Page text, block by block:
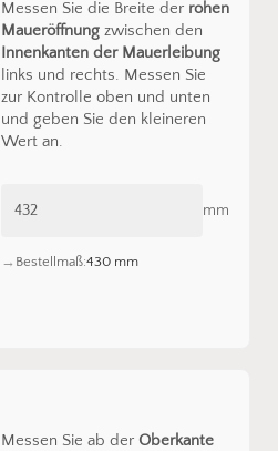
Messen Sie die Breite der rohen
Maueröffnung zwischen den
Innenkanten der Mauerleibung
links und rechts. Messen Sie
zur Kontrolle oben und unten
und geben Sie den kleineren
Wert an.
mm
Bestellmaß:430 mm
Messen Sie ab der Oberkante